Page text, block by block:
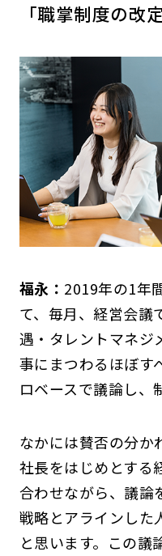
「職掌制度の改
福永： 2019年の1年
て、毎月、経営会議
遇・タレントマネジ
事にまつわるほぼす
ロベースで議論し、
なかには賛否の分か
社長をはじめとする
合わせながら、議論
戦略とアラインした
と思います。この議